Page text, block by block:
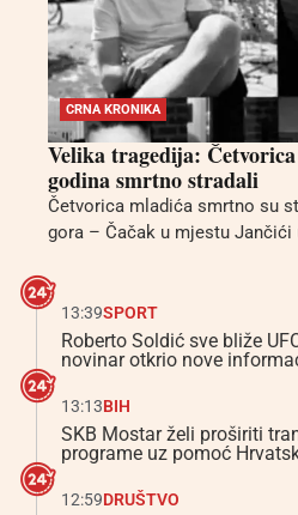
CRNA KRONIKA
Velika tragedija:
godina smrtno stradali
Četvorica mladića smrtno su
gora – Čačak u mjestu Jančići
13:39SPORT
Roberto Soldić sve bliže
novinar otkrio nove
13:13BIH
SKB Mostar želi proširiti
programe uz pomoć
12:59DRUŠTVO